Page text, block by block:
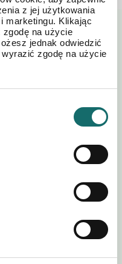
z jej użytkowania
marketingu. Klikając
zgodę na użycie
jednak odwiedzić
zgodę na użycie
ofertę
Prywatności